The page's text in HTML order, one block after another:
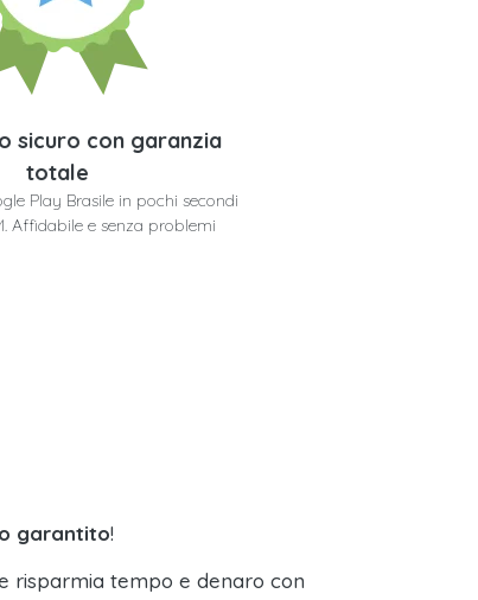
sicuro con garanzia
totale
Play Brasile in pochi secondi
Affidabile e senza problemi
garantito!
risparmia tempo e denaro con